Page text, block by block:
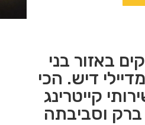
באזור בני
דיש. הכי
קייטרינג
וסביבתה